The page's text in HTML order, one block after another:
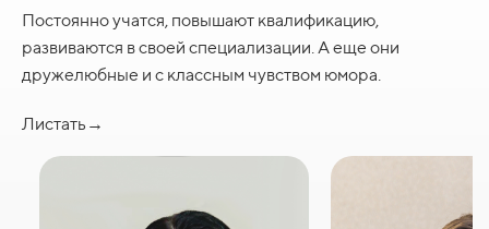
Постоянно учатся, повышают квалификацию,
развиваются в своей специализации. А еще они
дружелюбные и с классным чувством юмора.
Листать→